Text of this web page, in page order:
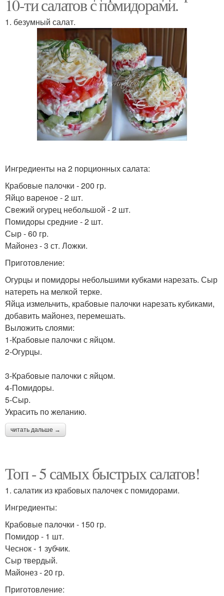
10-ти салатов с помидорами.
1. безумный салат.
Ингредиенты на 2 порционных салата:
Крабовые палочки - 200 гр.
Яйцо вареное - 2 шт.
Свежий огурец небольшой - 2 шт.
Помидоры средние - 2 шт.
Сыр - 60 гр.
Майонез - 3 ст. Ложки.
Приготовление:
Огурцы и помидоры небольшими кубками нарезать. Сыр
натереть на мелкой терке.
Яйца измельчить, крабовые палочки нарезать кубиками,
добавить майонез, перемешать.
Выложить слоями:
1-Крабовые палочки с яйцом.
2-Огурцы.
3-Крабовые палочки с яйцом.
4-Помидоры.
5-Сыр.
Украсить по желанию.
читать дальше →
Топ - 5 самых быстрых салатов!
1. салатик из крабовых палочек с помидорами.
Ингредиенты:
Крабовые палочки - 150 гр.
Помидор - 1 шт.
Чеснок - 1 зубчик.
Сыр твердый.
Майонез - 20 гр.
Приготовление: